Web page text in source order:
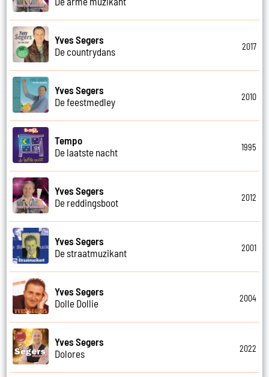
Yves Segers
De countrydans
2017
Yves Segers
De feestmedley
2010
Tempo
De laatste nacht
1995
Yves Segers
De reddingsboot
2012
Yves Segers
De straatmuzikant
2001
Yves Segers
Dolle Dollie
2004
Yves Segers
Dolores
2022